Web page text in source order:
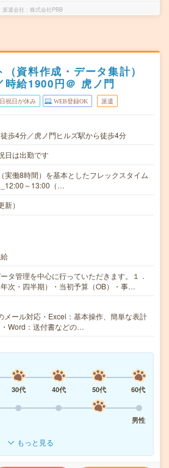
派遣会社 株式会社PBB
資料作成・データ集計）
時給1900円＠ 虎ノ門
祝日が休み WEB登録OK 派遣
歩4分／虎ノ門ヒルズ駅から徒歩4分
日は出勤です
実働8時間）を基本としたフレックスタイム
～13:00（…
）
タ管理を中心に行っていただきます。１．
次・四半期）・当初予算（OB）・事…
メール対応・Excel：基本操作、簡単な表計
Word：送付書などの…
30代 40代 50代
60代
男性
もっと見る